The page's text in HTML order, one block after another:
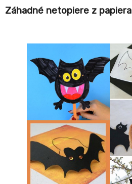
Záhadné netopiere z papiera